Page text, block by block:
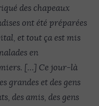
des chapeaux
ont été préparées
et tout ça est mis
en
[…] Ce jour-là
grandes et des gens
des amis, des gens